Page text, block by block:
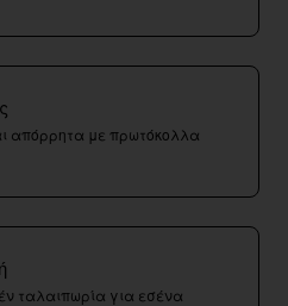
απόρρητα με πρωτόκολλα
ταλαιπωρία για εσένα